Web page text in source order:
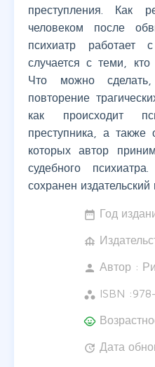
преступления. Как
человеком после
психиатр работает
случается с теми,
Что можно сделать,
повторение
как происходит
преступника, а
которых автор
судебного
сохранен издательский
date_range Год
foundation
person Автор :
workspaces ISBN :
child_care
update Дата